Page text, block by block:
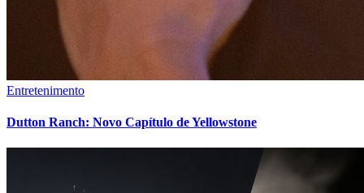
Entretenimento
Dutton Ranch: Novo Capítulo de Yellowstone